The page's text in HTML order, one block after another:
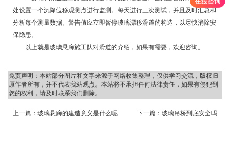
处设置一个沉降位移观测点进行监测。每天进行三次测试，并且及时汇总和
分析每个测量数据。警告值应立即暂停玻璃漂移滑道的构造，以尽快消除安
保隐患。
以上就是玻璃悬廊施工队对滑道的介绍，如果有需要，欢迎咨询。
免责声明：本站部分图片和文字来源于网络收集整理，仅供学习交流，版权归
原作者所有，并不代表我站观点。本站将不承担任何法律责任，如果有侵犯到
您的权利，请及时联系我们删除。
上一篇： 玻璃悬廊的建造意义是什么呢 下一篇： 玻璃吊桥到底安全吗